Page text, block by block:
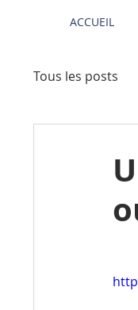
ACCUEIL
Tous les posts
Anciens
Anciens